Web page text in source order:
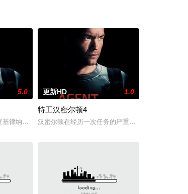
威胁。为了维护两个世界的平衡，他必须与精灵之王展
迫出手击杀黑帮一伙而暴露身份。幕后黑手向爷派杀手左轮
5.0
律纳太空项目的间谍行为，同时发现有人从瑞典窃取秘密武
更新HD 1.0
特工汉密尔顿4
汉密尔顿在经历一次任务的严重后果后，陷入了自